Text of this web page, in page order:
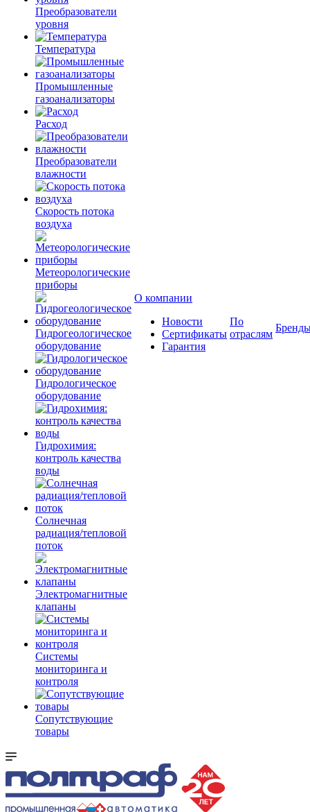
Преобразователи
уровня
Температура
Промышленные
газоанализаторы
Расход
Преобразователи
влажности
Скорость потока
воздуха
Метеорологические
приборы
Гидрогеологическое
оборудование
Гидрологическое
оборудование
Гидрохимия:
контроль качества
воды
Солнечная
радиация/тепловой
поток
Электромагнитные
клапаны
Системы
мониторинга и
контроля
Сопутствующие
товары
О компании
Новости
Сертификаты
Гарантия
По
отраслям